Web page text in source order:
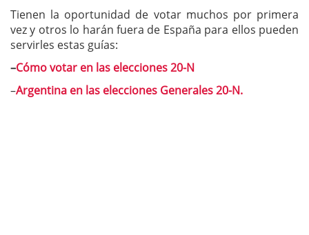
Tienen la oportunidad de votar muchos por primera
vez y otros lo harán fuera de España para ellos pueden
servirles estas guías:
–Cómo votar en las elecciones 20-N
–Argentina en las elecciones Generales 20-N.